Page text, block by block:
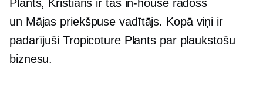
Plants, Kristians ir tas in-houseradošs
un Mājas priekšpuse vadītājs. Kopā viņi ir
padarījuši Tropicoture Plants par plaukstošu
biznesu.